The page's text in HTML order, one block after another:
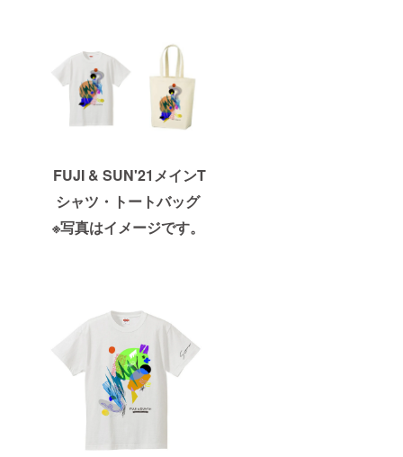
FUJI & SUN'21メインT
シャツ・トートバッグ
※写真はイメージです。